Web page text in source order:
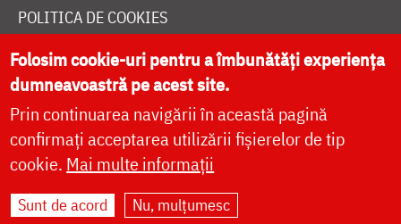
POLITICA DE COOKIES
DONEAZĂ ONLINE PENTRU CATEDRALA NAȚIONALĂ
LIVE
Site dezvoltat deDOXOLOGIA MEDIA
Folosim cookie-uri pentru a îmbunătăți experiența
dumneavoastră pe acest site.
Prin continuarea navigării în această pagină
confirmați acceptarea utilizării fișierelor de tip
cookie. Mai multe informații
Sunt de acord Nu, mulțumesc